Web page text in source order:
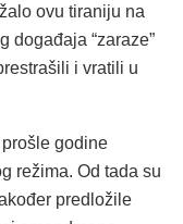
ovu tiraniju na
događaja “zaraze”
i vratili u
godine
režima. Od tada su
predložile